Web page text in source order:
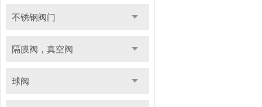
不锈钢阀门
隔膜阀，真空阀
球阀